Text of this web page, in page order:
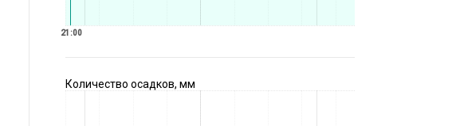
21:00
Количество осадков, мм